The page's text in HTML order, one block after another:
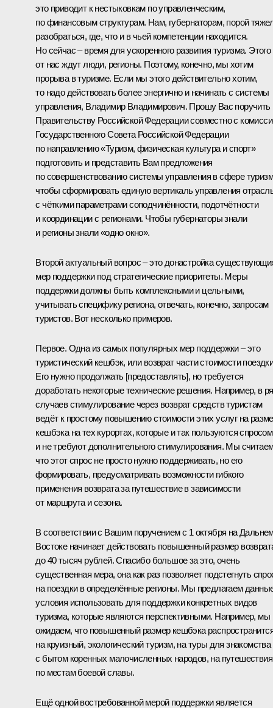
это приводит к нестыковкам по управленческим,
по финансовым структурам. Нам, губернаторам, порой
разобраться, где, что и в чьей компетенции находится.
Но сейчас – время для ускоренного развития туризма. Этого
от нас ждут люди, регионы. Поэтому, конечно, мы хотим
прорыва в туризме. Если мы этого действительно хотим,
то надо действовать более энергично и начинать с системы
управления, Владимир Владимирович. Прошу Вас поручить
Правительству Российской Федерации совместно с
Государственного Совета Российской Федерации
по направлению «Туризм, физическая культура и спорт»
подготовить и представить Вам предложения
по совершенствованию системы управления в сфере
чтобы сформировать единую вертикаль управления
с чёткими параметрами соподчинённости, подотчётности
и координации с регионами. Чтобы губернаторы знали
и регионы знали «одно окно».
Второй актуальный вопрос – это донастройка
мер поддержки под стратегические приоритеты. Меры
поддержки должны быть комплексными и цельными,
учитывать специфику региона, отвечать, конечно, запросам
туристов. Вот несколько примеров.
Первое. Одна из самых популярных мер поддержки – это
туристический кешбэк, или возврат части стоимости
Его нужно продолжать [предоставлять], но требуется
доработать некоторые технические решения. Например, в
случаев стимулирование через возврат средств туристам
ведёт к простому повышению стоимости этих услуг на
кешбэка на тех курортах, которые и так пользуются спросом
и не требуют дополнительного стимулирования. Мы
что этот спрос не просто нужно поддерживать, но его
формировать, предусматривать возможности гибкого
применения возврата за путешествие в зависимости
от маршрута и сезона.
В соответствии с Вашим поручением с 1 октября на
Востоке начинает действовать повышенный размер
до 40 тысяч рублей. Спасибо большое за это, очень
существенная мера, она как раз позволяет подстегнуть
на поездки в определённые регионы. Мы предлагаем
условия использовать для поддержки конкретных видов
туризма, которые являются перспективными. Например, мы
ожидаем, что повышенный размер кешбэка
на круизный, экологический туризм, на туры для знакомства
с бытом коренных малочисленных народов, на путешествия
по местам боевой славы.
Ещё одной востребованной мерой поддержки является